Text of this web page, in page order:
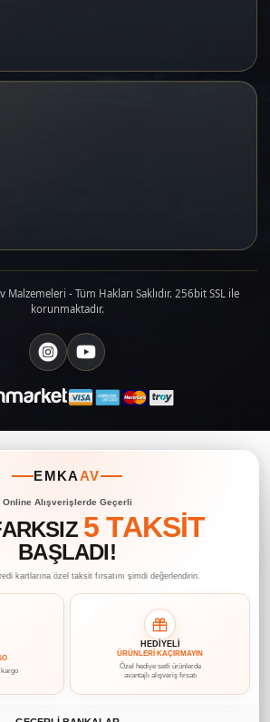
- Tüm Hakları Saklıdır. 256bit SSL ile
korunmaktadır.
EMKAAV
Online Alışverişlerde Geçerli
5 TAKSİT
BAŞLADI!
kartlarına özel taksit fırsatını şimdi değerlendirin.
kargo
HEDİYELİ
ÜRÜNLERİ KAÇIRMAYIN
Özel hediye setli ürünlerde
avantajlı alışveriş fırsatı